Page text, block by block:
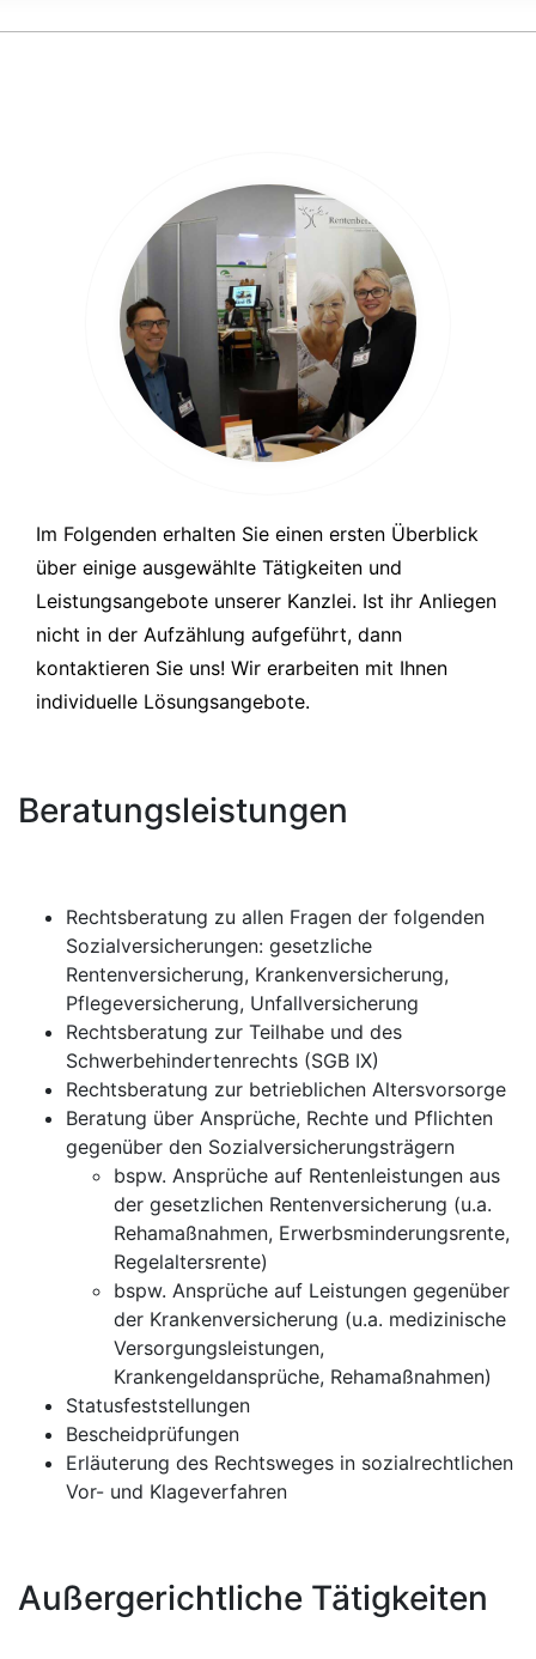
Im Folgenden erhalten Sie einen ersten Überblick
über einige ausgewählte Tätigkeiten und
Leistungsangebote unserer Kanzlei. Ist ihr Anliegen
nicht in der Aufzählung aufgeführt, dann
kontaktieren Sie uns! Wir erarbeiten mit Ihnen
individuelle Lösungsangebote.
Beratungsleistungen
Rechtsberatung zu allen Fragen der folgenden
Sozialversicherungen: gesetzliche
Rentenversicherung, Krankenversicherung,
Pflegeversicherung, Unfallversicherung
Rechtsberatung zur Teilhabe und des
Schwerbehindertenrechts (SGB IX)
Rechtsberatung zur betrieblichen Altersvorsorge
Beratung über Ansprüche, Rechte und Pflichten
gegenüber den Sozialversicherungsträgern
bspw. Ansprüche auf Rentenleistungen aus
der gesetzlichen Rentenversicherung (u.a.
Rehamaßnahmen, Erwerbsminderungsrente,
Regelaltersrente)
bspw. Ansprüche auf Leistungen gegenüber
der Krankenversicherung (u.a. medizinische
Versorgungsleistungen,
Krankengeldansprüche, Rehamaßnahmen)
Statusfeststellungen
Bescheidprüfungen
Erläuterung des Rechtsweges in sozialrechtlichen
Vor- und Klageverfahren
Außergerichtliche Tätigkeiten